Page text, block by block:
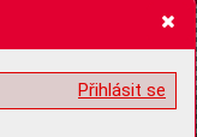
informací
Přihlásit se